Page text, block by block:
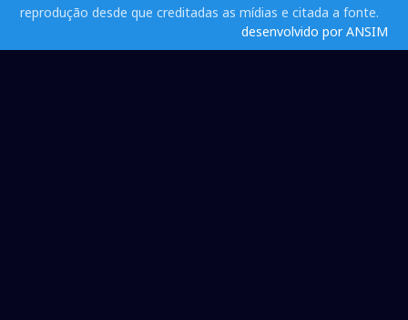
reprodução desde que creditadas as mídias e citada a fonte.
desenvolvido por ANSIM